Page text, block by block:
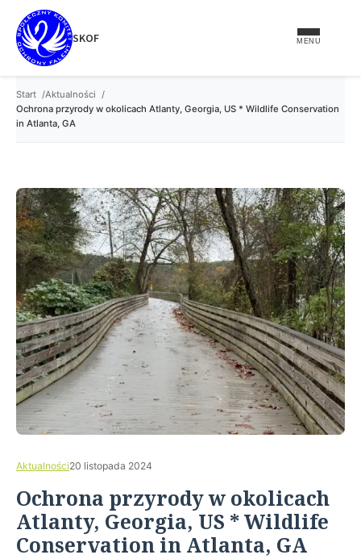
treści
SKOF MENU
Start
Aktualności
Ochrona przyrody w okolicach Atlanty, Georgia, US * Wildlife Conservation
in Atlanta, GA
Aktualności20 listopada 2024
Ochrona przyrody w okolicach
Atlanty, Georgia, US * Wildlife
Conservation in Atlanta, GA